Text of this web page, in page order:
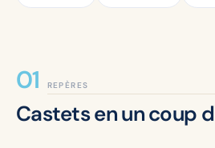
REPÈRES
Castets en un coup